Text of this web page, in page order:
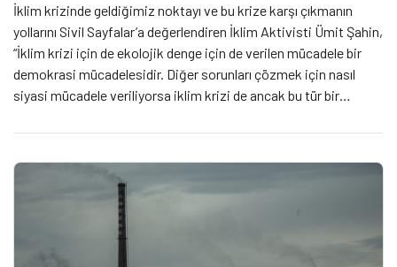
İklim krizinde geldiğimiz noktayı ve bu krize karşı çıkmanın
yollarını Sivil Sayfalar’a değerlendiren İklim Aktivisti Ümit Şahin,
“İklim krizi için de ekolojik denge için de verilen mücadele bir
demokrasi mücadelesidir. Diğer sorunları çözmek için nasıl
siyasi mücadele veriliyorsa iklim krizi de ancak bu tür bir